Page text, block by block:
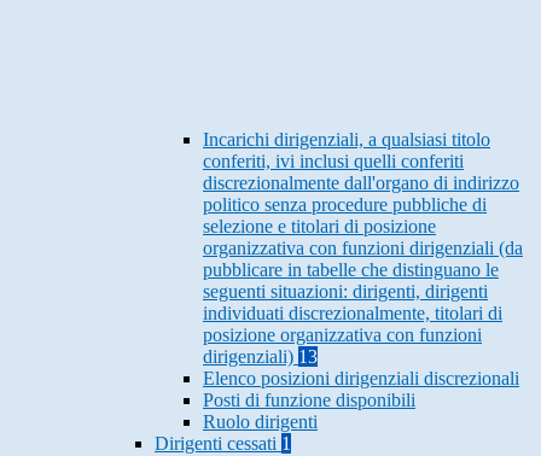
Incarichi dirigenziali, a qualsiasi titolo
conferiti, ivi inclusi quelli conferiti
discrezionalmente dall'organo di indirizzo
politico senza procedure pubbliche di
selezione e titolari di posizione
organizzativa con funzioni dirigenziali (da
pubblicare in tabelle che distinguano le
seguenti situazioni: dirigenti, dirigenti
individuati discrezionalmente, titolari di
posizione organizzativa con funzioni
dirigenziali) 13
Elenco posizioni dirigenziali discrezionali
Posti di funzione disponibili
Ruolo dirigenti
Dirigenti cessati 1